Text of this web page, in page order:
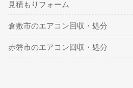
見積もりフォーム
倉敷市のエアコン回収・処分
赤磐市のエアコン回収・処分